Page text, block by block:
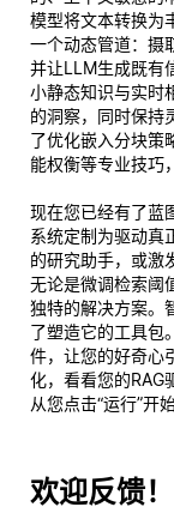
模型将文本转换为
一个动态管道：摄
并让LLM生成既有
小静态知识与实时
的洞察，同时保持
了优化嵌入分块策
能权衡等专业技巧
现在您已经有了蓝
系统定制为驱动真
的研究助手，或
无论是微调检索
独特的解决方案。
了塑造它的工具
件，让您的好奇心
化，看看您的RAG
从您点击“运行”开
欢迎反馈！